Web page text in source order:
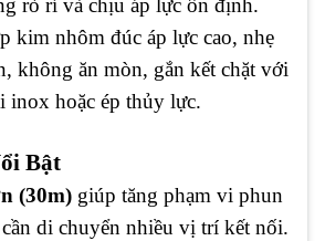
rò rỉ và chịu áp lực ổn định.
kim nhôm đúc áp lực cao, nhẹ
không ăn mòn, gắn kết chặt với
inox hoặc ép thủy lực.
Bật
(30m) giúp tăng phạm vi phun
di chuyển nhiều vị trí kết nối.